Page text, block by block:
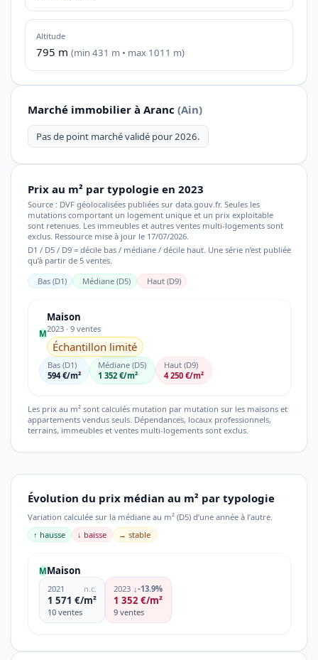
Altitude
795 m (min 431 m • max 1011 m)
Marché immobilier à Aranc (Ain)
Pas de point marché validé pour 2026.
Prix au m² par typologie en 2023
Source : DVF géolocalisées publiées sur data.gouv.fr. Seules les
mutations comportant un logement unique et un prix exploitable
sont retenues. Les immeubles et autres ventes multi-logements sont
exclus. Ressource mise à jour le 17/07/2026.
D1 / D5 / D9 = décile bas / médiane / décile haut. Une série n’est publiée
qu’à partir de 5 ventes.
Bas (D1)
Médiane (D5) Haut (D9)
M
Maison
2023 · 9 ventes
Échantillon limité
Bas (D1)
594 €/m²
Médiane (D5)
1 352 €/m²
Haut (D9)
4 250 €/m²
Les prix au m² sont calculés mutation par mutation sur les maisons et
appartements vendus seuls. Dépendances, locaux professionnels,
terrains, immeubles et ventes multi-logements sont exclus.
Évolution du prix médian au m² par typologie
Variation calculée sur la médiane au m² (D5) d’une année à l’autre.
↑ hausse
↓ baisse → stable
MMaison
2021 n.c.
1 571 €/m²
10 ventes
2023 ↓-13.9%
1 352 €/m²
9 ventes